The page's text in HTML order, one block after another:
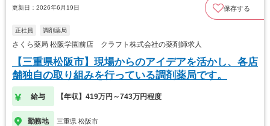
更新日：2026年6月19日 保存する
正社員 調剤薬局
さくら薬局 松阪学園前店 クラフト株式会社の薬剤師求人
【三重県松阪市】現場からのアイデアを活かし、各店
舗独自の取り組みを行っている調剤薬局です。
給与 【年収】419万円～743万円程度
勤務地 三重県 松阪市